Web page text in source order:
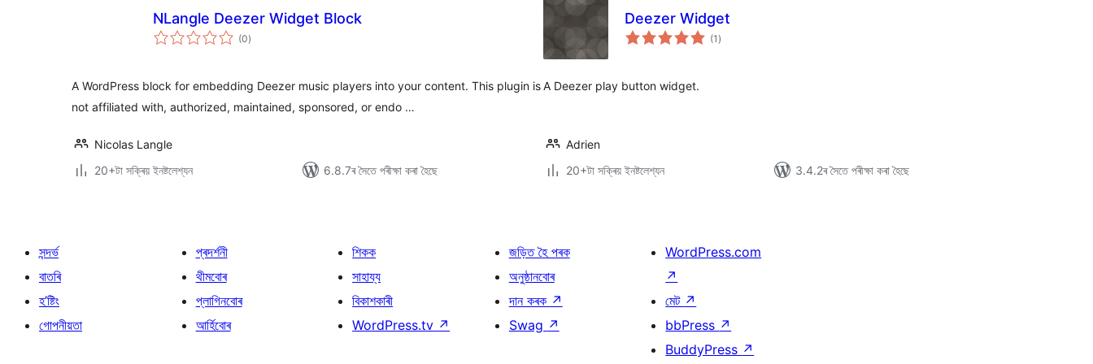
NLangle Deezer Widget Block
(0টা
মুঠ)
A WordPress block for embedding Deezer music players into your content. This plugin is
not affiliated with, authorized, maintained, sponsored, or endo …
Nicolas Langle
20+টা সক্ৰিয় ইনষ্টলেশ্যন
6.8.7ৰ সৈতে পৰীক্ষা কৰা হৈছে
Deezer Widget
(1 টা
মুঠ)
A Deezer play button widget.
Adrien
20+টা সক্ৰিয় ইনষ্টলেশ্যন
3.4.2ৰ সৈতে পৰীক্ষা কৰা হৈছে
সন্দৰ্ভ
বাতৰি
হ’ষ্টিং
গোপনীয়তা
প্ৰদৰ্শনী
থীমবোৰ
প্লাগিনবোৰ
আৰ্হিবোৰ
শিকক
সাহায্য
বিকাশকাৰী
WordPress.tv ↗
জড়িত হৈ পৰক
অনুষ্ঠানবোৰ
দান কৰক ↗
Swag ↗
WordPress.com
↗
মেট ↗
bbPress ↗
BuddyPress ↗